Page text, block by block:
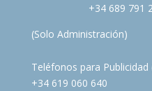
+34 689 791
(Solo Administración)
Teléfonos para Publicidad
+34 619 060 640